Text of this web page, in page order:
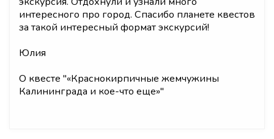
интересного про город. Спасибо планете квестов
за такой интересный формат экскурсий!
Юлия
О квесте "«Краснокирпичные жемчужины
Калининграда и кое-что еще»"